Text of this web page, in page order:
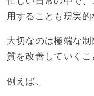
用することも現実的
大切なのは極端な
質を改善していくこ
例えば、